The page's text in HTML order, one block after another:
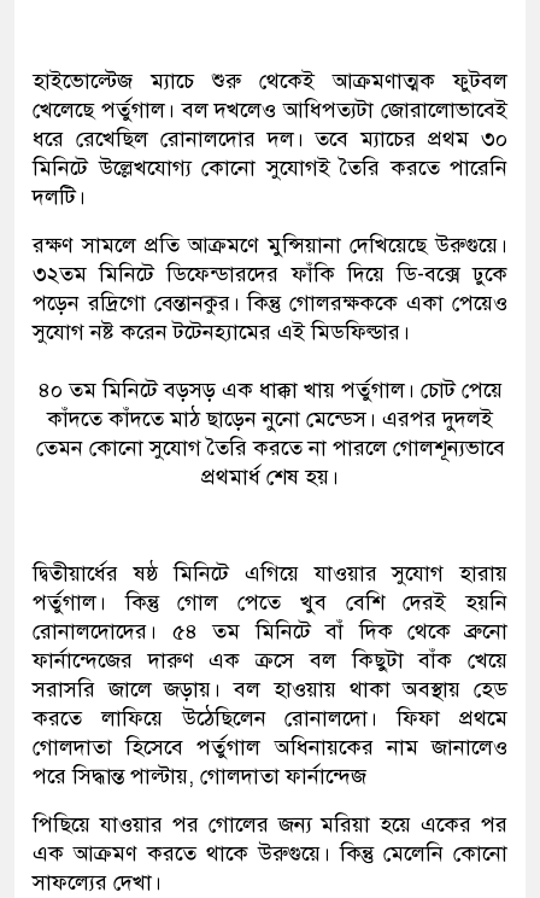
হাইভোল্টেজ ম্যাচে শুরু থেকেই আক্রমণাত্মক ফুটবল
খেলেছে পর্তুগাল। বল দখলেও আধিপত্যটা জোরালোভাবেই
ধরে রেখেছিল রোনালদোর দল। তবে ম্যাচের প্রথম ৩০
মিনিটে উল্লেখযোগ্য কোনো সুযোগই তৈরি করতে পারেনি
দলটি।
রক্ষণ সামলে প্রতি আক্রমণে মুন্সিয়ানা দেখিয়েছে উরুগুয়ে।
৩২তম মিনিটে ডিফেন্ডারদের ফাঁকি দিয়ে ডি-বক্সে ঢুকে
পড়েন রদ্রিগো বেন্তানকুর। কিন্তু গোলরক্ষককে একা পেয়েও
সুযোগ নষ্ট করেন টটেনহ্যামের এই মিডফিল্ডার।
৪০ তম মিনিটে বড়সড় এক ধাক্কা খায় পর্তুগাল। চোট পেয়ে
কাঁদতে কাঁদতে মাঠ ছাড়েন নুনো মেন্ডেস। এরপর দুদলই
তেমন কোনো সুযোগ তৈরি করতে না পারলে গোলশূন্যভাবে
প্রথমার্ধ শেষ হয়।
দ্বিতীয়ার্ধের ষষ্ঠ মিনিটে এগিয়ে যাওয়ার সুযোগ হারায়
পর্তুগাল। কিন্তু গোল পেতে খুব বেশি দেরই হয়নি
রোনালদোদের। ৫৪ তম মিনিটে বাঁ দিক থেকে ব্রুনো
ফার্নান্দেজের দারুণ এক ক্রসে বল কিছুটা বাঁক খেয়ে
সরাসরি জালে জড়ায়। বল হাওয়ায় থাকা অবস্থায় হেড
করতে লাফিয়ে উঠেছিলেন রোনালদো। ফিফা প্রথমে
গোলদাতা হিসেবে পর্তুগাল অধিনায়কের নাম জানালেও
পরে সিদ্ধান্ত পাল্টায়, গোলদাতা ফার্নান্দেজ
পিছিয়ে যাওয়ার পর গোলের জন্য মরিয়া হয়ে একের পর
এক আক্রমণ করতে থাকে উরুগুয়ে। কিন্তু মেলেনি কোনো
সাফল্যের দেখা।